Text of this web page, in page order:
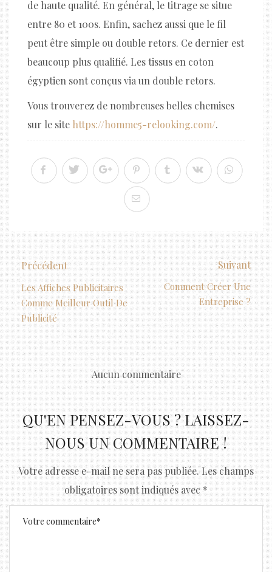
de haute qualité. En général, le titrage se situe
entre 80 et 100s. Enfin, sachez aussi que le fil
peut être simple ou double retors. Ce dernier est
beaucoup plus qualifié. Les tissus en coton
égyptien sont conçus via un double retors.
Vous trouverez de nombreuses belles chemises
sur le site https://homme5-relooking.com/.
Précédent
Les Affiches Publicitaires
Comme Meilleur Outil De
Publicité
Suivant
Comment Créer Une
Entreprise ?
Aucun commentaire
QU'EN PENSEZ-VOUS ? LAISSEZ-
NOUS UN COMMENTAIRE !
Votre adresse e-mail ne sera pas publiée. Les champs
obligatoires sont indiqués avec*